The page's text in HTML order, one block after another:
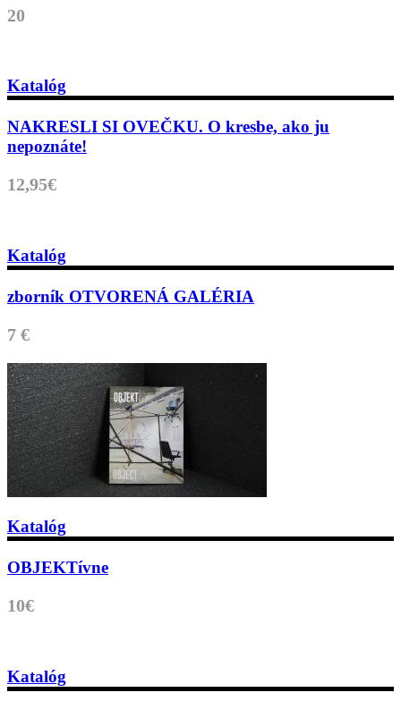
20
Katalóg
NAKRESLI SI OVEČKU. O kresbe, ako ju
nepoznáte!
12,95€
Katalóg
zborník OTVORENÁ GALÉRIA
7 €
Katalóg
OBJEKTívne
10€
Katalóg